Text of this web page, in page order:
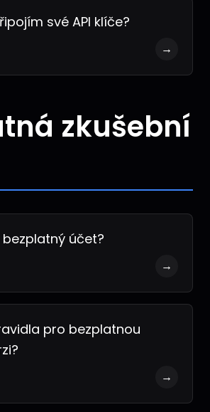
své API klíče?
→
zkušební
účet?
→
pro bezplatnou
→